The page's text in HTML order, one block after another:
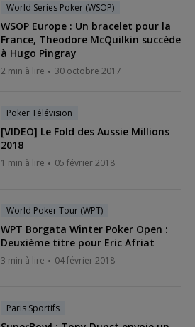
World Series Poker (WSOP)
WSOP Europe : Un bracelet pour la
France, Theodore McQuilkin succède
à Hugo Pingray
2 min à lire 30 octobre 2017
Poker Télévision
[VIDEO] Le Fold des Aussie Millions
2018
1 min à lire 05 février 2018
World Poker Tour (WPT)
WPT Borgata Winter Poker Open :
Deuxième titre pour Eric Afriat
3 min à lire 04 février 2018
Paris Sportifs